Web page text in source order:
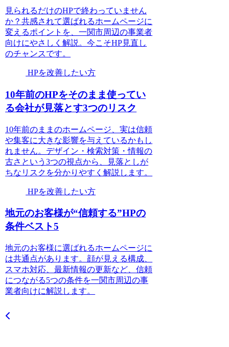
見られるだけのHPで終わっていません
か？共感されて選ばれるホームページに
変えるポイントを、一関市周辺の事業者
向けにやさしく解説。今こそHP見直し
のチャンスです。
HPを改善したい方
10年前のHPをそのまま使ってい
る会社が見落とす3つのリスク
10年前のままのホームページ、実は信頼
や集客に大きな影響を与えているかもし
れません。デザイン・検索対策・情報の
古さという3つの視点から、見落としが
ちなリスクを分かりやすく解説します。
HPを改善したい方
地元のお客様が“信頼する”HPの
条件ベスト5
地元のお客様に選ばれるホームページに
は共通点があります。顔が見える構成、
スマホ対応、最新情報の更新など、信頼
につながる5つの条件を一関市周辺の事
業者向けに解説します。